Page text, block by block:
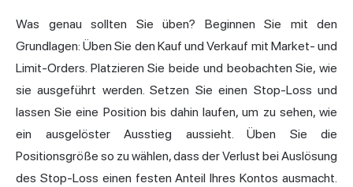
Was genau sollten Sie üben? Beginnen Sie mit den
Grundlagen: Üben Sie den Kauf und Verkauf mit Market- und
Limit-Orders. Platzieren Sie beide und beobachten Sie, wie
sie ausgeführt werden. Setzen Sie einen Stop-Loss und
lassen Sie eine Position bis dahin laufen, um zu sehen, wie
ein ausgelöster Ausstieg aussieht. Üben Sie die
Positionsgröße so zu wählen, dass der Verlust bei Auslösung
des Stop-Loss einen festen Anteil Ihres Kontos ausmacht.